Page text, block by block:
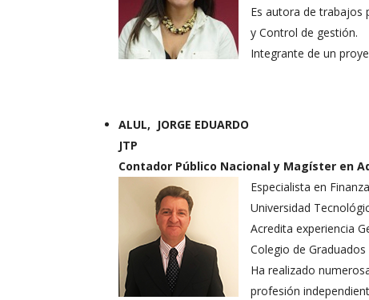
Es autora de trabajos
y Control de gestión.
Integrante de un
ALUL, JORGE EDUARDO
JTP
Contador Público Nacional y Magíster en
Especialista en
Universidad
Acredita experiencia
Colegio de
Ha realizado
profesión